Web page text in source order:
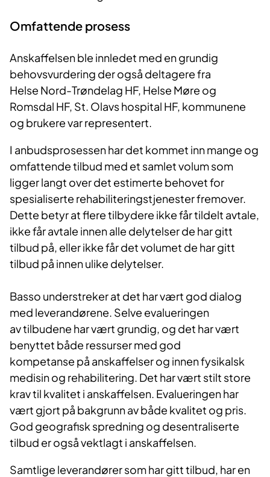
Omfattende prosess
Anskaffelsen ble innledet med en grundig
behovsvurdering der også deltagere fra
Helse Nord-Trøndelag HF, Helse Møre og
Romsdal HF, St. Olavs hospital HF, kommunene
og brukere var representert.
I anbudsprosessen har det kommet inn mange og
omfattende tilbud med et samlet volum som
ligger langt over det estimerte behovet for
spesialiserte rehabiliteringstjenester fremover.
Dette betyr at flere tilbydere ikke får tildelt avtale,
ikke får avtale innen alle delytelser de har gitt
tilbud på, eller ikke får det volumet de har gitt
tilbud på innen ulike delytelser.
Basso understreker at det har vært god dialog
med leverandørene. Selve evalueringen
av tilbudene har vært grundig, og det har vært
benyttet både ressurser med god
kompetanse på anskaffelser og innen fysikalsk
medisin og rehabilitering. Det har vært stilt store
krav til kvalitet i anskaffelsen. Evalueringen har
vært gjort på bakgrunn av både kvalitet og pris.
God geografisk spredning og desentraliserte
tilbud er også vektlagt i anskaffelsen.
Samtlige leverandører som har gitt tilbud, har en